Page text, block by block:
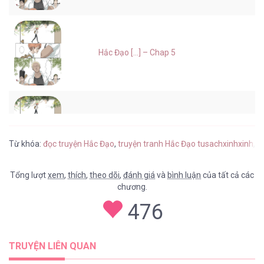
Hắc Đạo [...] – Chap 5
Hắc Đạo [...] – Chap 3
Từ khóa: đọc truyện Hắc Đạo, truyện tranh Hắc Đạo tusachxinhxinh
Tổng lượtxem, thích, theo dõi, đánh giá và bình luận của tất cả các
chương.
476
TRUYỆN LIÊN QUAN